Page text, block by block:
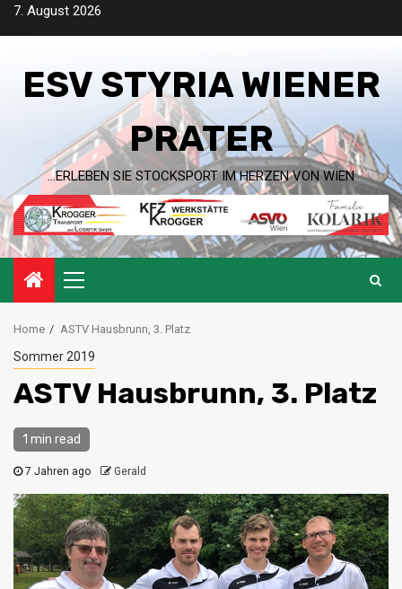
Skip7. August 2026
ESV STYRIA WIENER
PRATER
…ERLEBEN SIE STOCKSPORT IM HERZEN VON WIEN
Primary
Menu
Home ASTV Hausbrunn, 3. Platz
Sommer 2019
ASTV Hausbrunn, 3. Platz
1 min read
7 Jahren ago Gerald